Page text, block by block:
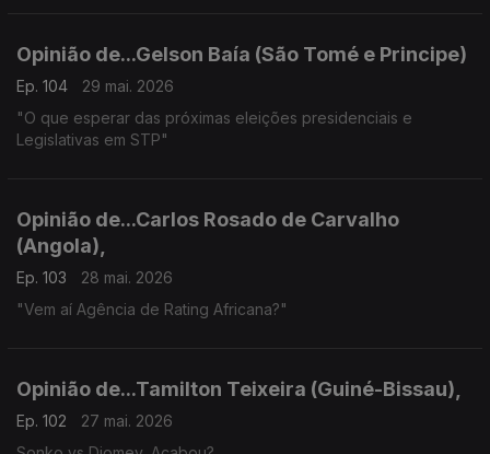
Opinião de...Gelson Baía (São Tomé e Principe)
Ep. 104
29 mai. 2026
"O que esperar das próximas eleições presidenciais e
Legislativas em STP"
Opinião de...Carlos Rosado de Carvalho
(Angola),
Ep. 103
28 mai. 2026
"Vem aí Agência de Rating Africana?"
Opinião de...Tamilton Teixeira (Guiné-Bissau),
Ep. 102
27 mai. 2026